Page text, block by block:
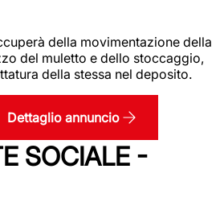
della movimentazione della
del muletto e dello stoccaggio,
della stessa nel deposito.
Dettaglio annuncio
SOCIALE -